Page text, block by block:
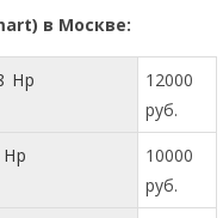
в Москве:
Hp
12000
руб.
10000
руб.